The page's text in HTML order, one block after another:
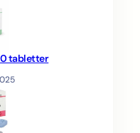
tabletter